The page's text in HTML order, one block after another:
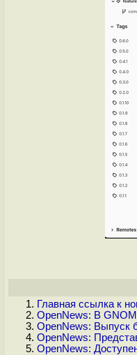
Главная ссылка к
OpenNews: В
OpenNews: Выпуск
OpenNews:
OpenNews: